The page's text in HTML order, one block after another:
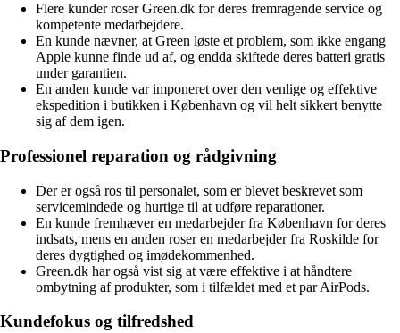
Flere kunder roser Green.dk for deres fremragende service og
kompetente medarbejdere.
En kunde nævner, at Green løste et problem, som ikke engang
Apple kunne finde ud af, og endda skiftede deres batteri gratis
under garantien.
En anden kunde var imponeret over den venlige og effektive
ekspedition i butikken i København og vil helt sikkert benytte
sig af dem igen.
Professionel reparation og rådgivning
Der er også ros til personalet, som er blevet beskrevet som
servicemindede og hurtige til at udføre reparationer.
En kunde fremhæver en medarbejder fra København for deres
indsats, mens en anden roser en medarbejder fra Roskilde for
deres dygtighed og imødekommenhed.
Green.dk har også vist sig at være effektive i at håndtere
ombytning af produkter, som i tilfældet med et par AirPods.
Kundefokus og tilfredshed